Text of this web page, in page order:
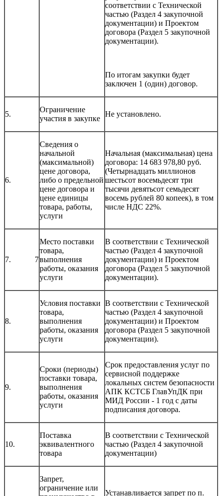
соответствии с Технической
частью (Раздел 4 закупочной
документации) и Проектом
договора (Раздел 5 закупочной
документации).
По итогам закупки будет
заключен 1 (один) договор.
5.
Ограничение
участия в закупке
Не установлено.
6.
Сведения о
начальной
(максимальной)
цене договора,
либо о предельной
цене договора и
цене единицы
товара, работы,
услуги
Начальная (максимальная) цена
договора: 14 683 978,80 руб.
(Четырнадцать миллионов
шестьсот восемьдесят три
тысячи девятьсот семьдесят
восемь рублей 80 копеек), в том
числе НДС 22%.
7. 7
Место поставки
товара,
выполнения
работы, оказания
услуги
В соответствии с Технической
частью (Раздел 4 закупочной
документации) и Проектом
договора (Раздел 5 закупочной
документации).
8.
Условия поставки
товара,
выполнения
работы, оказания
услуги
В соответствии с Технической
частью (Раздел 4 закупочной
документации) и Проектом
договора (Раздел 5 закупочной
документации).
9.
Сроки (периоды)
поставки товара,
выполнения
работы, оказания
услуги
Срок предоставления услуг по
сервисной поддержке
локальных систем безопасности
АПК КСТСБ ГлавУпДК при
МИД России - 1 год с даты
подписания договора.
10.
Поставка
эквивалентного
товара
В соответствии с Технической
частью (Раздел 4 закупочной
документации)
Запрет,
ограничение или
Устанавливается запрет по п.